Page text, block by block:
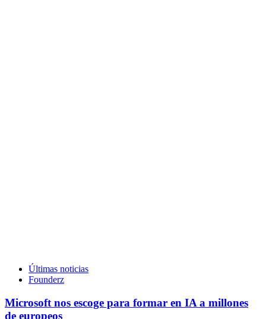
Últimas noticias
Founderz
Microsoft nos escoge para formar en IA a millones
de europeos